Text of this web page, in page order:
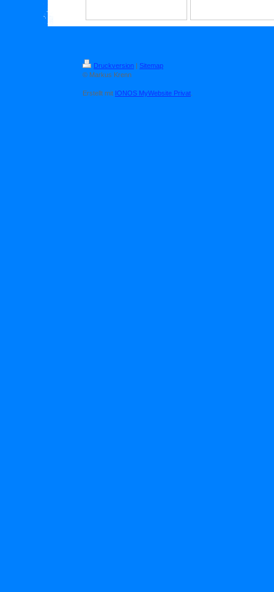
Druckversion | Sitemap
© Markus Krenn
Erstellt mit IONOS MyWebsite Privat